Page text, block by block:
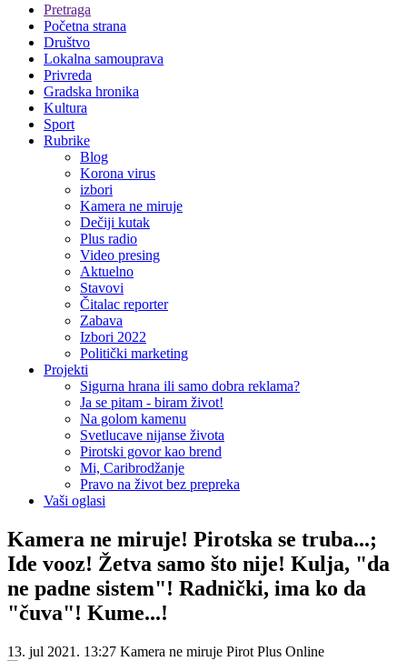
Pretraga
Početna strana
Društvo
Lokalna samouprava
Privreda
Gradska hronika
Kultura
Sport
Rubrike
Blog
Korona virus
izbori
Kamera ne miruje
Dečiji kutak
Plus radio
Video presing
Aktuelno
Stavovi
Čitalac reporter
Zabava
Izbori 2022
Politički marketing
Projekti
Sigurna hrana ili samo dobra reklama?
Ja se pitam - biram život!
Na golom kamenu
Svetlucave nijanse života
Pirotski govor kao brend
Mi, Caribrodžanje
Pravo na život bez prepreka
Vaši oglasi
Kamera ne miruje! Pirotska se truba...;
Ide vooz! Žetva samo što nije! Kulja, "da
ne padne sistem"! Radnički, ima ko da
"čuva"! Kume...!
13. jul 2021. 13:27 Kamera ne miruje Pirot Plus Online